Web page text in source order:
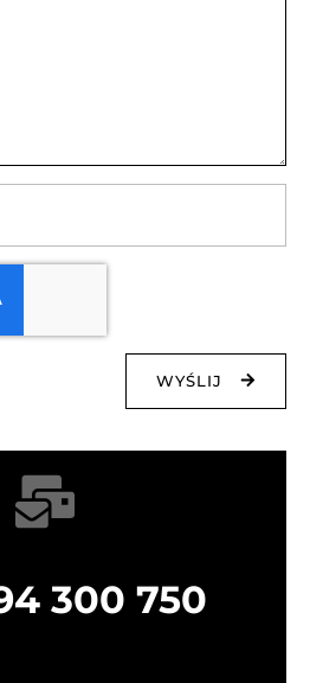
WYŚLIJ
300 750